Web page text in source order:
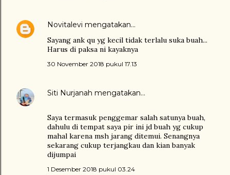
Novitalevi mengatakan…
Sayang ank qu yg kecil tidak terlalu suka buah...
Harus di paksa ni kayaknya
30 November 2018 pukul 17.13
Siti Nurjanah mengatakan…
Saya termasuk penggemar salah satunya buah,
dahulu di tempat saya pir ini jd buah yg cukup
mahal karena msh jarang ditemui. Senangnya
sekarang cukup terjangkau dan kian banyak
dijumpai
1 Desember 2018 pukul 03.24